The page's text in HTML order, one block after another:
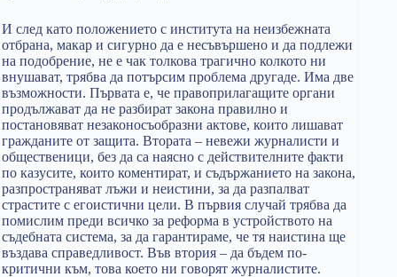
И след като положението с института на неизбежната
отбрана, макар и сигурно да е несъвършено и да подлежи
на подобрение, не е чак толкова трагично колкото ни
внушават, трябва да потърсим проблема другаде. Има две
възможности. Първата е, че правоприлагащите органи
продължават да не разбират закона правилно и
постановяват незаконосъобразни актове, които лишават
гражданите от защита. Втората – невежи журналисти и
общественици, без да са наясно с действителните факти
по казусите, които коментират, и съдържанието на закона,
разпространяват лъжи и неистини, за да разпалват
страстите с егоистични цели. В първия случай трябва да
помислим преди всичко за реформа в устройството на
съдебната система, за да гарантираме, че тя наистина ще
въздава справедливост. Във втория – да бъдем по-
критични към, това което ни говорят журналистите.